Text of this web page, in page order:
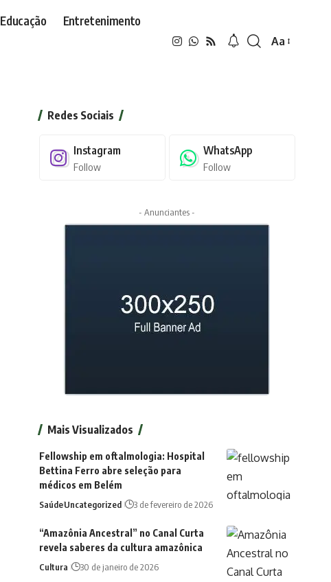
Educação Entretenimento
Font
Aa
Redes Sociais
Instagram
Follow
WhatsApp
Follow
- Anunciantes -
Mais Visualizados
Fellowship em oftalmologia: Hospital
Bettina Ferro abre seleção para
médicos em Belém
SaúdeUncategorized 3 de fevereiro de 2026
“Amazônia Ancestral” no Canal Curta
revela saberes da cultura amazônica
Cultura 30 de janeiro de 2026